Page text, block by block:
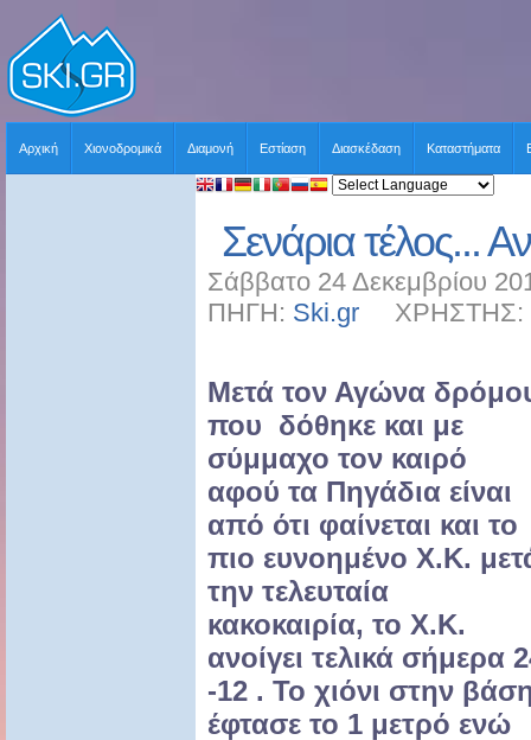
Αρχική Χιονοδρομικά Διαμονή Εστίαση Διασκέδαση Καταστήματα
Σενάρια τέλος...
Σάββατο 24 Δεκεμβρίου
ΠΗΓΗ: Ski.gr ΧΡΗΣΤΗΣ:
Μετά τον Αγώνα
που δόθηκε και με
σύμμαχο τον καιρό
αφού τα Πηγάδια είναι
από ότι φαίνεται και το
πιο ευνοημένο Χ.Κ.
την τελευταία
κακοκαιρία, το Χ.Κ.
ανοίγει τελικά σήμερα
-12 . Το χιόνι στην
έφτασε το 1 μετρό ενώ